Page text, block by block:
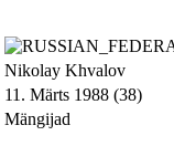
Nikolay Khvalov
11. Märts 1988 (38)
Mängijad